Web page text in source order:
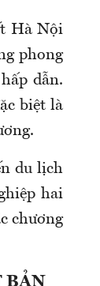
Hà Nội
phong
dẫn.
biệt là
du lịch
hai
chương
BẢN